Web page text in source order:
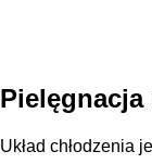
Pielęgnacja
Układ chłodzenia